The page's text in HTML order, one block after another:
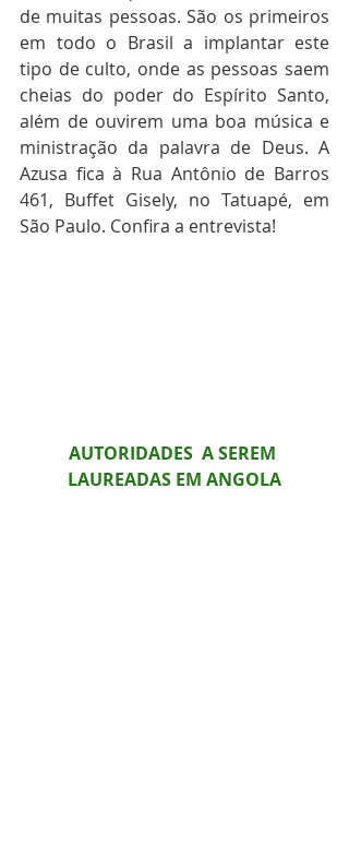
de muitas pessoas. São os primeiros
em todo o Brasil a implantar este
tipo de culto, onde as pessoas saem
cheias do poder do Espírito Santo,
além de ouvirem uma boa música e
ministração da palavra de Deus. A
Azusa fica à Rua Antônio de Barros
461, Buffet Gisely, no Tatuapé, em
São Paulo. Confira a entrevista!
AUTORIDADES  A SEREM
LAUREADAS EM ANGOLA